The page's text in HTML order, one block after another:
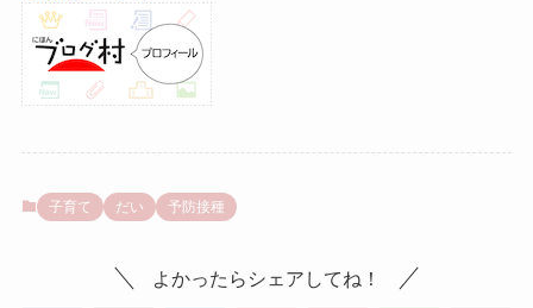
子育て だい 予防接種
よかったらシェアしてね！